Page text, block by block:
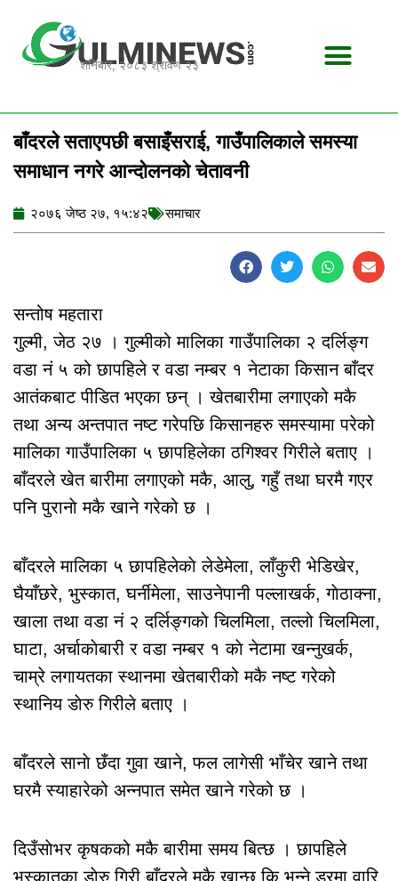
content
शनिबार, २०८३ श्रावण २३
बाँदरले सताएपछी बसाइँसराई, गाउँपालिकाले समस्या
समाधान नगरे आन्दोलनको चेतावनी
२०७६ जेष्ठ २७, १५:४२ समाचार
सन्तोष महतारा
गुल्मी, जेठ २७ । गुल्मीको मालिका गाउँपालिका २ दर्लिङ्ग
वडा नं ५ को छापहिले र वडा नम्बर १ नेटाका किसान बाँदर
आतंकबाट पीडित भएका छन् । खेतबारीमा लगाएको मकै
तथा अन्य अन्तपात नष्ट गरेपछि किसानहरु समस्यामा परेको
मालिका गाउँपालिका ५ छापहिलेका ठगिश्वर गिरीले बताए ।
बाँदरले खेत बारीमा लगाएको मकै, आलु, गहुँ तथा घरमै गएर
पनि पुरानाे मकै खाने गरेको छ ।
बाँदरले मालिका ५ छापहिलेकाे लेडेमेला, लाँकुरी भेडिखेर,
घैयाँछरे, भुस्कात, घर्नीमेला, साउनेपानी पल्लाखर्क, गाेठाक्ना,
खाला तथा वडा नं २ दर्लिङ्गकाे चिलमिला, तल्लो चिलमिला,
घाटा, अर्चाकाेबारी र वडा नम्बर १ काे नेटामा खन्नुखर्क,
चाम्रे लगायतका स्थानमा खेतबारीको मकै नष्ट गरेको
स्थानिय डाेरु गिरीले बताए ।
बाँदरले सानाे छँदा गुवा खाने, फल लागेसी भाँचेर खाने तथा
घरमै स्याहारेको अन्नपात समेत खाने गरेको छ ।
दिउँसाेभर कृषकको मकै बारीमा समय बित्छ । छापहिले
भुस्कातका डाेरु गिरी बाँदरले मकै खान्छ कि भन्ने डरमा वारि